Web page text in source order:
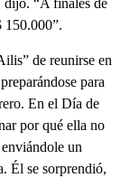
dijo. “A finales de
150.000”.
de reunirse en
para
En el Día de
por qué ella no
un
Él se sorprendió,